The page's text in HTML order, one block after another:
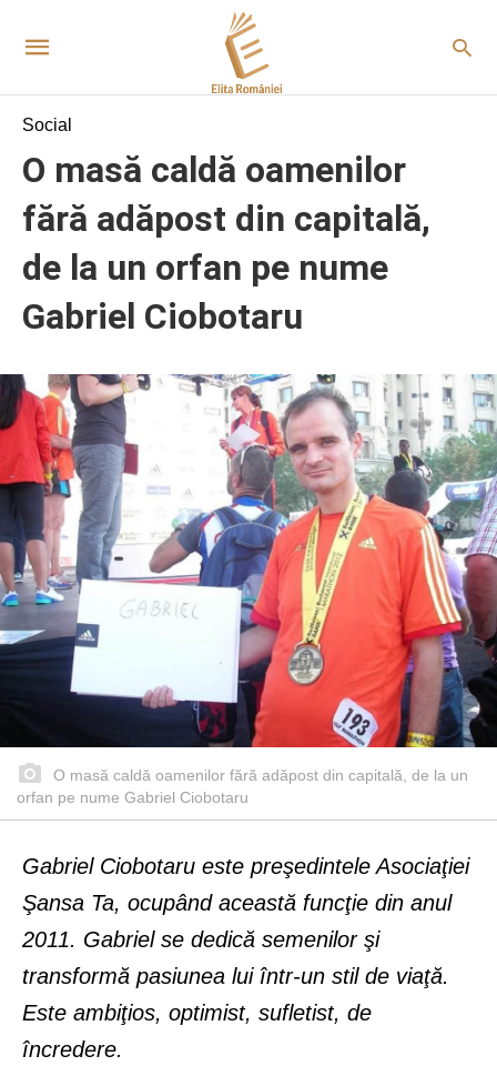
Social
O masă caldă oamenilor
fără adăpost din capitală,
de la un orfan pe nume
Gabriel Ciobotaru
O masă caldă oamenilor fără adăpost din capitală, de la un
orfan pe nume Gabriel Ciobotaru
Gabriel Ciobotaru este preşedintele Asociaţiei
Şansa Ta, ocupând această funcţie din anul
2011. Gabriel se dedică semenilor şi
transformă pasiunea lui într-un stil de viaţă.
Este ambiţios, optimist, sufletist, de
încredere.